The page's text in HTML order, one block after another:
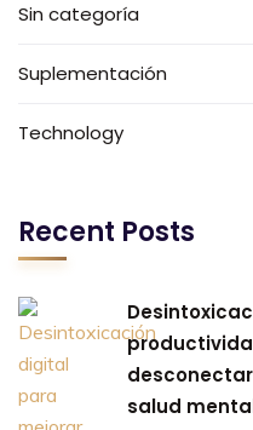
Sin categoría
Suplementación
Technology
Recent Posts
salud